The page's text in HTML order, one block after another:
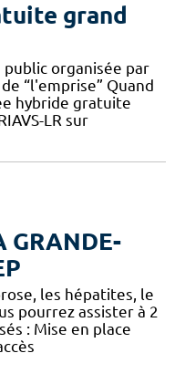
grand
organisée par
“l'emprise” Quand
hybride gratuite
LR sur
GRANDE-
les hépatites, le
pourrez assister à 2
: Mise en place